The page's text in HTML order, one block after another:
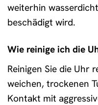
weiterhin
beschädigt wird.
Wie reinige ich die
Reinigen Sie die Uhr
weichen, trockenen
Kontakt mit